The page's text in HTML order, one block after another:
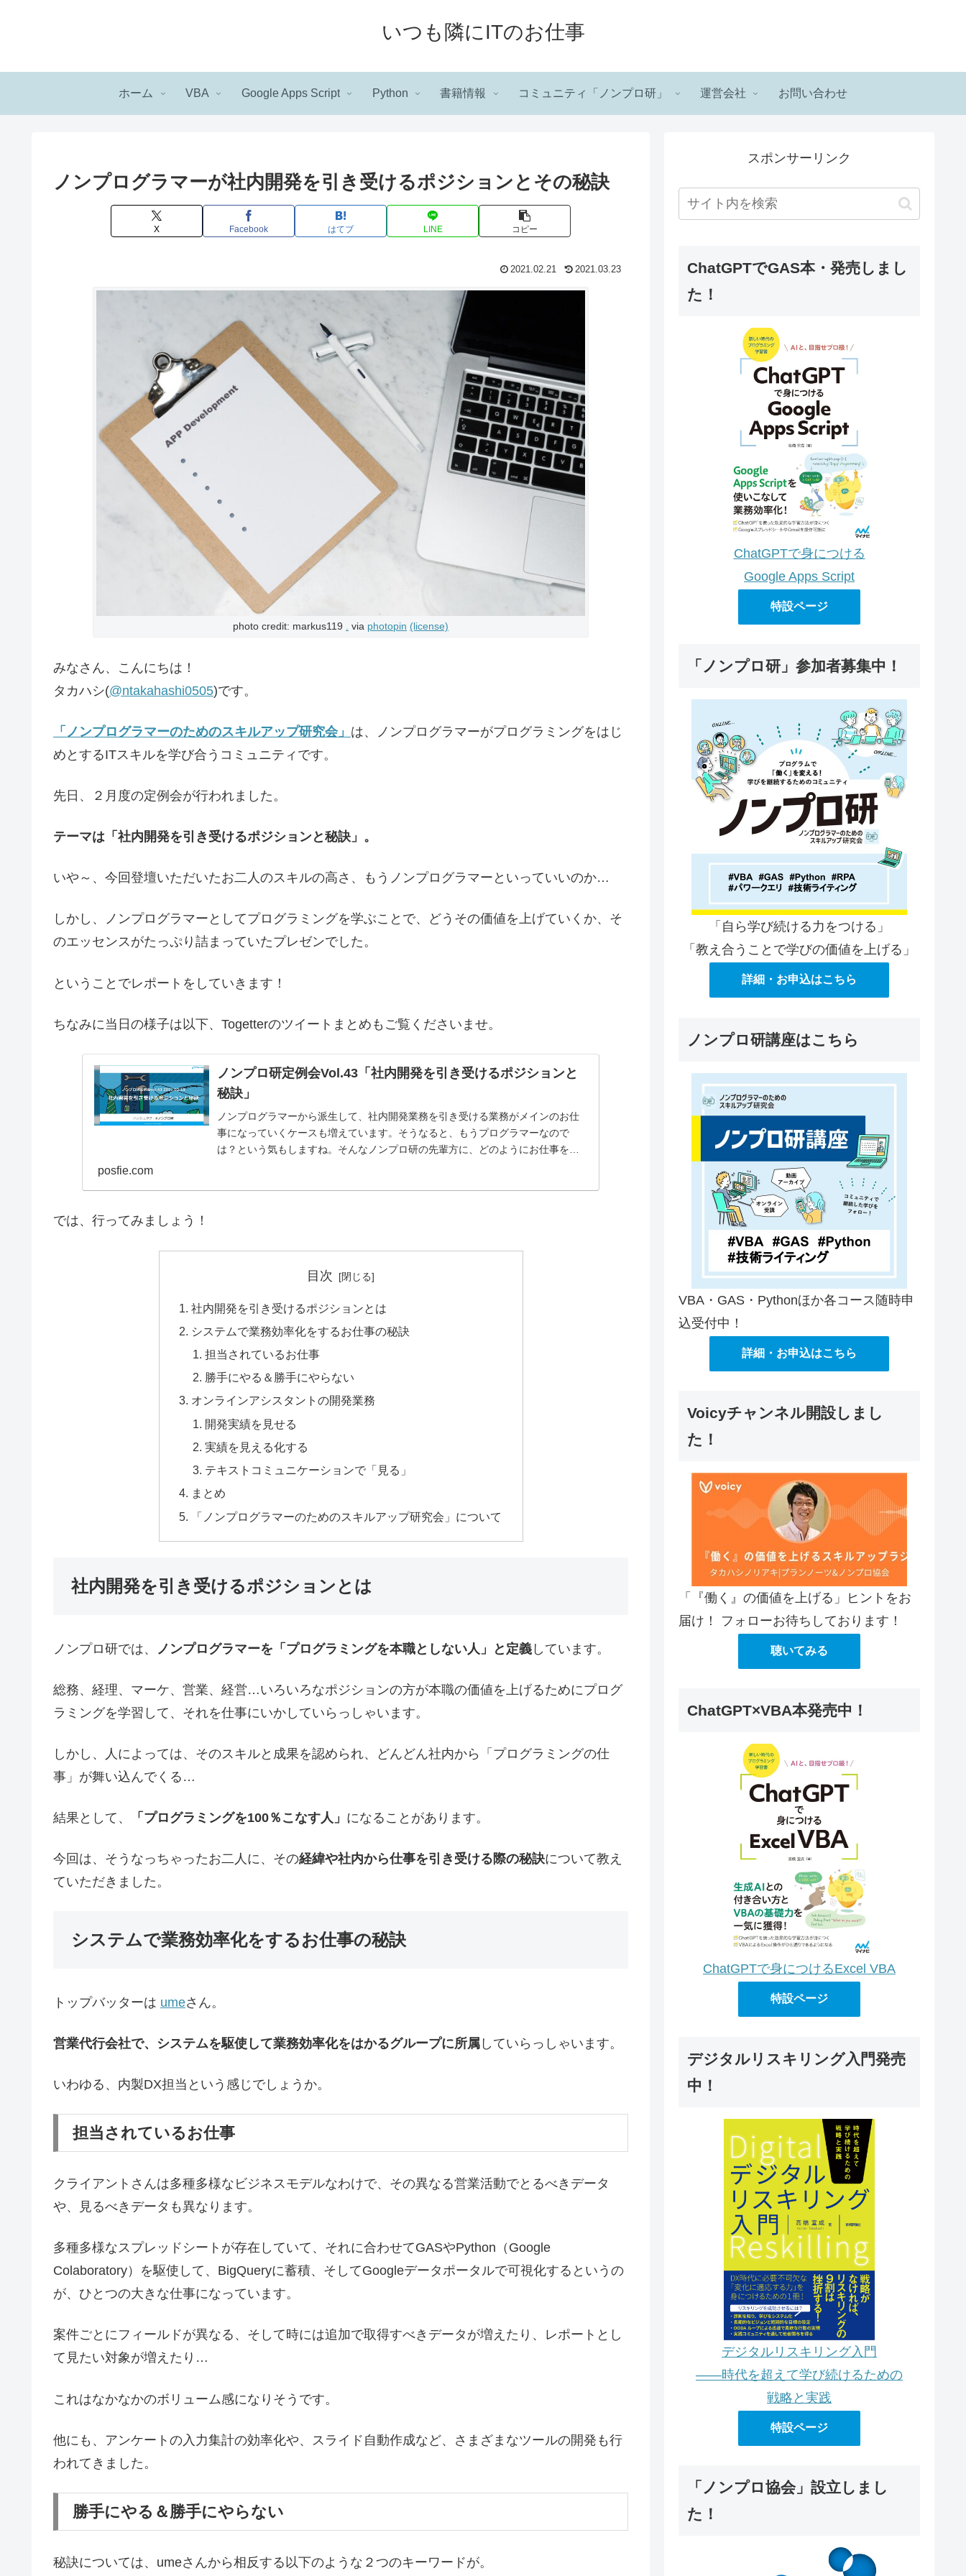
いつも隣にITのお仕事
ホーム VBA Google Apps Script Python 書籍情報 コミュニティ「ノンプロ研」 運営会社 お問い合わせ
ノンプログラマーが社内開発を引き受けるポジションとその秘訣
X Facebook はてブ LINE コピー
2021.02.21 2021.03.23
photo credit: markus119 . via photopin (license)
みなさん、こんにちは！
タカハシ(@ntakahashi0505)です。
「ノンプログラマーのためのスキルアップ研究会」 は、ノンプログラマーがプログラミングをはじ
めとするITスキルを学び合うコミュニティです。
先日、２月度の定例会が行われました。
テーマは「社内開発を引き受けるポジションと秘訣」。
いや～、今回登壇いただいたお二人のスキルの高さ、もうノンプログラマーといっていいのか…
しかし、ノンプログラマーとしてプログラミングを学ぶことで、どうその価値を上げていくか、そ
のエッセンスがたっぷり詰まっていたプレゼンでした。
ということでレポートをしていきます！
ちなみに当日の様子は以下、Togetterのツイートまとめもご覧くださいませ。
ノンプロ研定例会Vol.43「社内開発を引き受けるポジションと
秘訣」
ノンプログラマーから派生して、社内開発業務を引き受ける業務がメインのお仕
事になっていくケースも増えています。そうなると、もうプログラマーなので
は？という気もしますね。そんなノンプロ研の先輩方に、どのようにお仕事をし
posfie.com
では、行ってみましょう！
目次
社内開発を引き受けるポジションとは
システムで業務効率化をするお仕事の秘訣
担当されているお仕事
勝手にやる＆勝手にやらない
オンラインアシスタントの開発業務
開発実績を見せる
実績を見える化する
テキストコミュニケーションで「見る」
まとめ
「ノンプログラマーのためのスキルアップ研究会」について
社内開発を引き受けるポジションとは
ノンプロ研では、 ノンプログラマーを「プログラミングを本職としない人」と定義 しています。
総務、経理、マーケ、営業、経営…いろいろなポジションの方が本職の価値を上げるためにプログ
ラミングを学習して、それを仕事にいかしていらっしゃいます。
しかし、人によっては、そのスキルと成果を認められ、どんどん社内から「プログラミングの仕
事」が舞い込んでくる…
結果として、 「プログラミングを100％こなす人」 になることがあります。
今回は、そうなっちゃったお二人に、その経緯や社内から仕事を引き受ける際の秘訣について教え
ていただきました。
システムで業務効率化をするお仕事の秘訣
トップバッターは umeさん。
営業代行会社で、システムを駆使して業務効率化をはかるグループに所属 していらっしゃいます。
いわゆる、内製DX担当という感じでしょうか。
担当されているお仕事
クライアントさんは多種多様なビジネスモデルなわけで、その異なる営業活動でとるべきデータ
や、見るべきデータも異なります。
多種多様なスプレッドシートが存在していて、それに合わせてGASやPython（Google
Colaboratory）を駆使して、BigQueryに蓄積、そしてGoogleデータポータルで可視化するというの
が、ひとつの大きな仕事になっています。
案件ごとにフィールドが異なる、そして時には追加で取得すべきデータが増えたり、レポートとし
て見たい対象が増えたり…
これはなかなかのボリューム感になりそうです。
他にも、アンケートの入力集計の効率化や、スライド自動作成など、さまざまなツールの開発も行
われてきました。
勝手にやる＆勝手にやらない
秘訣については、umeさんから相反する以下のような２つのキーワードが。
スポンサーリンク
ChatGPTでGAS本・発売しまし
た！
ChatGPTで身につける
Google Apps Script
特設ページ
「ノンプロ研」参加者募集中！
「自ら学び続ける力をつける」
「教え合うことで学びの価値を上げる」
詳細・お申込はこちら
ノンプロ研講座はこちら
VBA・GAS・Pythonほか各コース随時申
込受付中！
詳細・お申込はこちら
Voicyチャンネル開設しまし
た！
「『働く』の価値を上げる」ヒントをお
届け！ フォローお待ちしております！
聴いてみる
ChatGPT×VBA本発売中！
ChatGPTで身につけるExcel VBA
特設ページ
デジタルリスキリング入門発売
中！
デジタルリスキリング入門
――時代を超えて学び続けるための
戦略と実践
特設ページ
「ノンプロ協会」設立しまし
た！